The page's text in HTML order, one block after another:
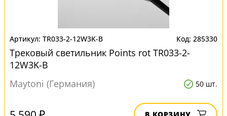
TR033-2-12W3K-B 285330
Трековый светильник Points rot TR033-2-
12W3K-B
Maytoni (Германия)
50 шт.